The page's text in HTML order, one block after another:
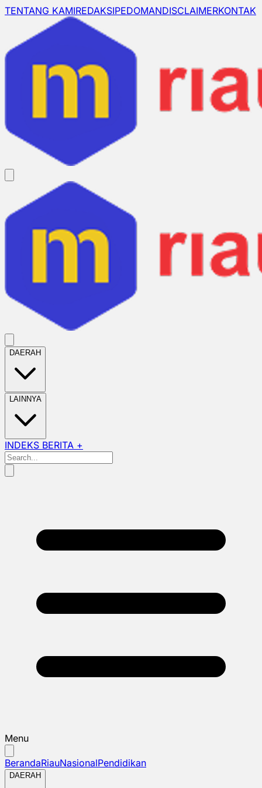
TENTANG KAMIREDAKSIPEDOMANDISCLAIMERKONTAK
DAERAH
LAINNYA
INDEKS BERITA +
Menu
BerandaRiauNasionalPendidikan
DAERAH